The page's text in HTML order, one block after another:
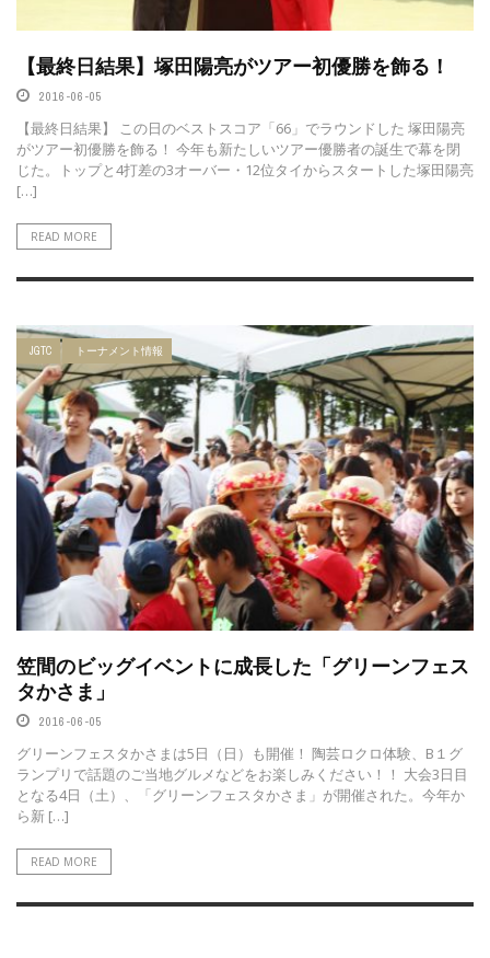
【最終日結果】塚田陽亮がツアー初優勝を飾る！
2016-06-05
【最終日結果】 この日のベストスコア「66」でラウンドした 塚田陽亮
がツアー初優勝を飾る！ 今年も新たしいツアー優勝者の誕生で幕を閉
じた。トップと4打差の3オーバー・12位タイからスタートした塚田陽亮
[…]
READ MORE
JGTC トーナメント情報
笠間のビッグイベントに成長した「グリーンフェス
タかさま」
2016-06-05
グリーンフェスタかさまは5日（日）も開催！ 陶芸ロクロ体験、B１グ
ランプリで話題のご当地グルメなどをお楽しみください！！ 大会3日目
となる4日（土）、「グリーンフェスタかさま」が開催された。今年か
ら新 […]
READ MORE